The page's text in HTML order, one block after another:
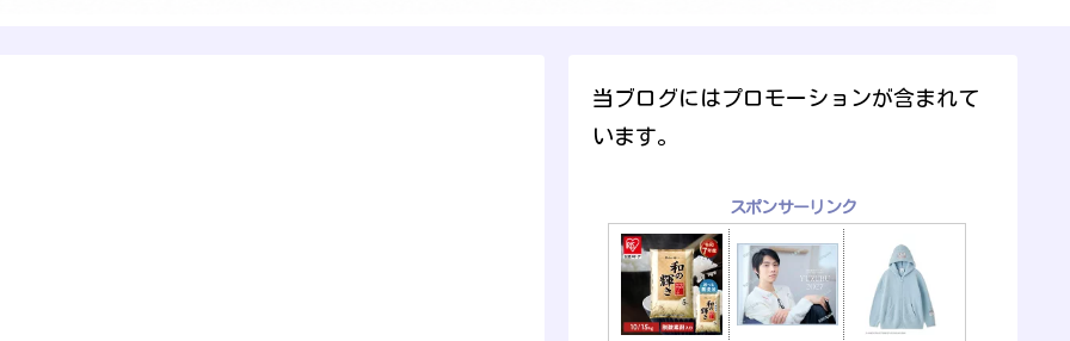
当ブログにはプロモーションが含まれて
います。
スポンサーリンク